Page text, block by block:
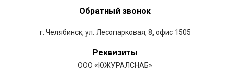
Обратный звонок
г. Челябинск, ул. Лесопарковая, 8, офис 1505
Реквизиты
ООО «ЮЖУРАЛСНАБ»